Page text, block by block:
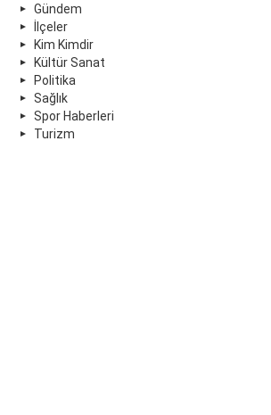
Gündem
İlçeler
Kim Kimdir
Kültür Sanat
Politika
Sağlık
Spor Haberleri
Turizm